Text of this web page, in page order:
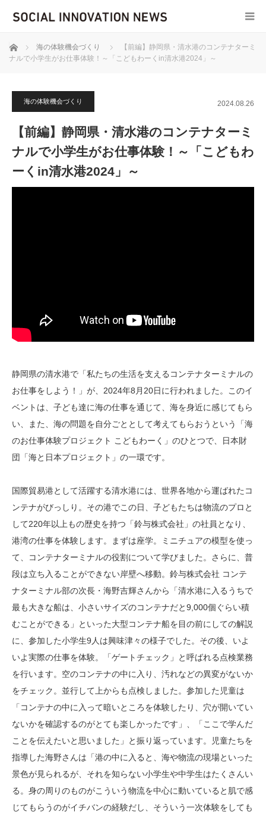
ホーム 海の体験機会づくり
【前編】静岡県・清水港のコンテナターミ
ナルで小学生がお仕事体験！～「こどもわーくin清水港2024」～
海の体験機会づくり 2024.08.26
【前編】静岡県・清水港のコンテナターミ
ナルで小学生がお仕事体験！～「こどもわ
ーくin清水港2024」～
静岡県の清水港で「私たちの生活を支えるコンテナターミナルの
お仕事をしよう！」が、2024年8月20日に行われました。このイ
ベントは、子ども達に海の仕事を通じて、海を身近に感じてもら
い、また、海の問題を自分ごととして考えてもらおうという「海
のお仕事体験プロジェクト こどもわーく」のひとつで、日本財
団「海と日本プロジェクト」の一環です。
国際貿易港として活躍する清水港には、世界各地から運ばれたコ
ンテナがびっしり。その港でこの日、子どもたちは物流のプロと
して220年以上もの歴史を持つ「鈴与株式会社」の社員となり、
港湾の仕事を体験します。まずは座学。ミニチュアの模型を使っ
て、コンテナターミナルの役割について学びました。さらに、普
段は立ち入ることができない岸壁へ移動。鈴与株式会社 コンテ
ナターミナル部の次長・海野吉輝さんから「清水港に入るうちで
最も大きな船は、小さいサイズのコンテナだと9,000個ぐらい積
むことができる」といった大型コンテナ船を目の前にしての解説
に、参加した小学生9人は興味津々の様子でした。その後、いよ
いよ実際の仕事を体験。「ゲートチェック」と呼ばれる点検業務
を行います。空のコンテナの中に入り、汚れなどの異変がないか
をチェック。並行して上からも点検しました。参加した児童は
「コンテナの中に入って暗いところを体験したり、穴が開いてい
ないかを確認するのがとても楽しかったです」、「ここで学んだ
ことを伝えたいと思いました」と振り返っています。児童たちを
指導した海野さんは「港の中に入ると、海や物流の現場といった
景色が見られるが、それを知らない小学生や中学生はたくさんい
る。身の周りのものがこういう物流を中心に動いていると肌で感
じてもらうのがイチバンの経験だし、そういう一次体験をしても